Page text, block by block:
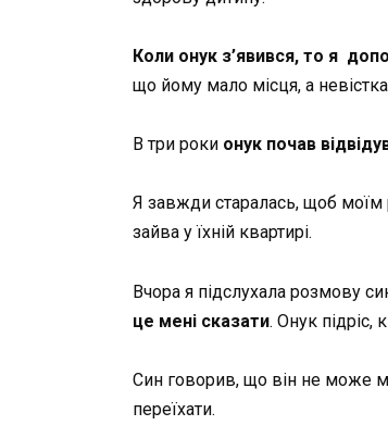
Коли онук з’явився, то я
що йому мало місця, а
В три роки онук почав
Я завжди старалась, щоб
зайва у їхній квартирі.
Вчора я підслухала розмову
це мені сказати. Онук підріс,
Син говорив, що він не може
переїхати.